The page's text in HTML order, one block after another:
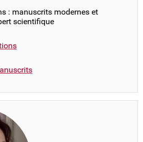
: manuscrits modernes et
scientifique